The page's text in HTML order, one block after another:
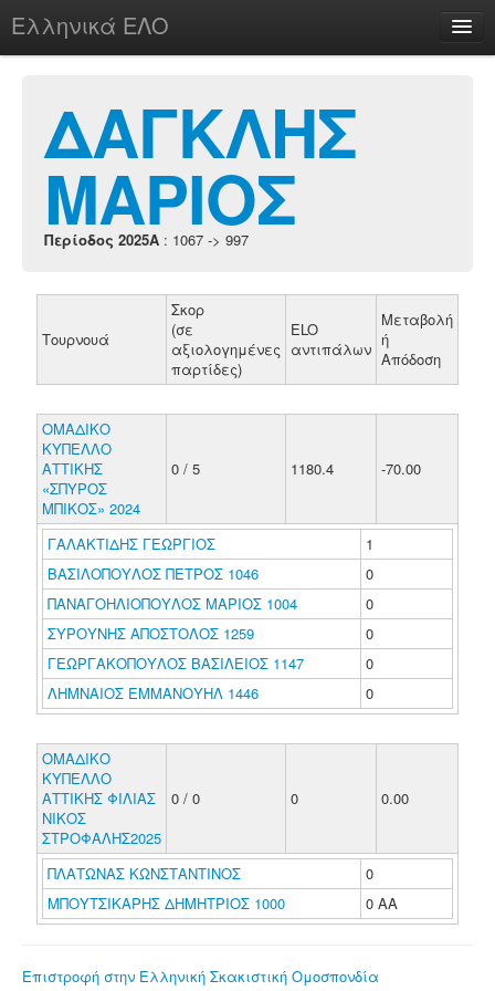
Ελληνικά ΕΛΟ
chesstu.be @ discord
Login
ΔΑΓΚΛΗΣ
ΜΑΡΙΟΣ
Περίοδος 2025A : 1067 -> 997
Τουρνουά
Σκορ
(σε
αξιολογημένες
παρτίδες)
ELO
αντιπάλων
Μεταβολή
ή
Απόδοση
ΟΜΑΔΙΚΟ
ΚΥΠΕΛΛΟ
ΑΤΤΙΚΗΣ
«ΣΠΥΡΟΣ
ΜΠΙΚΟΣ» 2024
0 / 5 1180.4 -70.00
ΓΑΛΑΚΤΙΔΗΣ ΓΕΩΡΓΙΟΣ
1
ΒΑΣΙΛΟΠΟΥΛΟΣ ΠΕΤΡΟΣ 1046
0
ΠΑΝΑΓΟΗΛΙΟΠΟΥΛΟΣ ΜΑΡΙΟΣ 1004
0
ΣΥΡΟΥΝΗΣ ΑΠΟΣΤΟΛΟΣ 1259
0
ΓΕΩΡΓΑΚΟΠΟΥΛΟΣ ΒΑΣΙΛΕΙΟΣ 1147
0
ΛΗΜΝΑΙΟΣ ΕΜΜΑΝΟΥΗΛ 1446
0
ΟΜΑΔΙΚΟ
ΚΥΠΕΛΛΟ
ΑΤΤΙΚΗΣ ΦΙΛΙΑΣ
ΝΙΚΟΣ
ΣΤΡΟΦΑΛΗΣ2025
0 / 0 0 0.00
ΠΛΑΤΩΝΑΣ ΚΩΝΣΤΑΝΤΙΝΟΣ
0
ΜΠΟΥΤΣΙΚΑΡΗΣ ΔΗΜΗΤΡΙΟΣ 1000
0 ΑΑ
Επιστροφή στην Ελληνική Σκακιστική Ομοσπονδία